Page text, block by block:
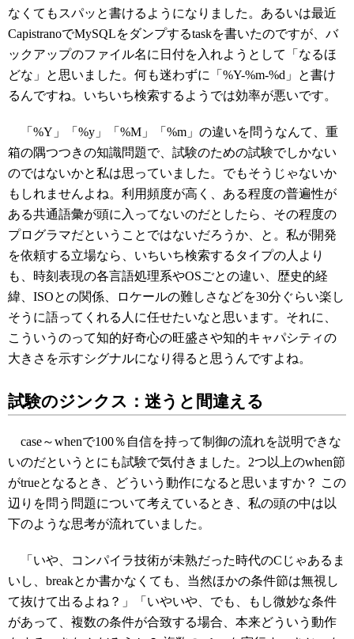
なくてもスパッと書けるようになりました。あるいは最近
CapistranoでMySQLをダンプするtaskを書いたのですが、バ
ックアップのファイル名に日付を入れようとして「なるほ
どな」と思いました。何も迷わずに「%Y-%m-%d」と書け
るんですね。いちいち検索するようでは効率が悪いです。
「%Y」「%y」「%M」「%m」の違いを問うなんて、重
箱の隅つつきの知識問題で、試験のための試験でしかない
のではないかと私は思っていました。でもそうじゃないか
もしれませんよね。利用頻度が高く、ある程度の普遍性が
ある共通語彙が頭に入ってないのだとしたら、その程度の
プログラマだということではないだろうか、と。私が開発
を依頼する立場なら、いちいち検索するタイプの人より
も、時刻表現の各言語処理系やOSごとの違い、歴史的経
緯、ISOとの関係、ロケールの難しさなどを30分ぐらい楽し
そうに語ってくれる人に任せたいなと思います。それに、
こういうのって知的好奇心の旺盛さや知的キャパシティの
大きさを示すシグナルになり得ると思うんですよね。
試験のジンクス：迷うと間違える
case～whenで100％自信を持って制御の流れを説明できな
いのだというとにも試験で気付きました。2つ以上のwhen節
がtrueとなるとき、どういう動作になると思いますか？ この
辺りを問う問題について考えているとき、私の頭の中は以
下のような思考が流れていました。
「いや、コンパイラ技術が未熟だった時代のCじゃあるま
いし、breakとか書かなくても、当然ほかの条件節は無視し
て抜けて出るよね？」「いやいや、でも、もし微妙な条件
があって、複数の条件が合致する場合、本来どういう動作